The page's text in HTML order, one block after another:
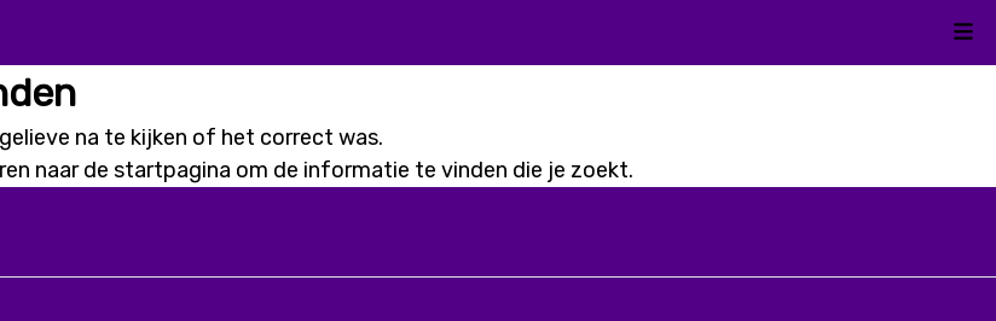
na te kijken of het correct was.
naar de startpagina om de informatie te vinden die je zoekt.